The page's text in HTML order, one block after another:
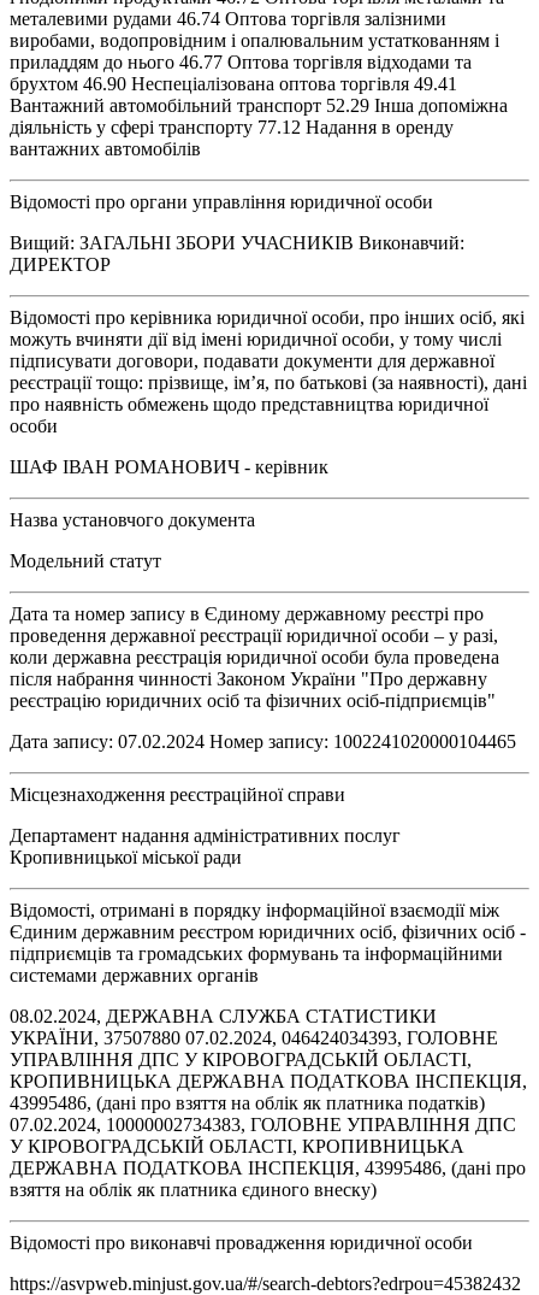
металевими рудами 46.74 Оптова торгівля залізними
виробами, водопровідним і опалювальним устаткованням і
приладдям до нього 46.77 Оптова торгівля відходами та
брухтом 46.90 Неспеціалізована оптова торгівля 49.41
Вантажний автомобільний транспорт 52.29 Інша допоміжна
діяльність у сфері транспорту 77.12 Надання в оренду
вантажних автомобілів
Відомості про органи управління юридичної особи
Вищий: ЗАГАЛЬНІ ЗБОРИ УЧАСНИКІВ Виконавчий:
ДИРЕКТОР
Відомості про керівника юридичної особи, про інших осіб, які
можуть вчиняти дії від імені юридичної особи, у тому числі
підписувати договори, подавати документи для державної
реєстрації тощо: прізвище, ім’я, по батькові (за наявності), дані
про наявність обмежень щодо представництва юридичної
особи
ШАФ ІВАН РОМАНОВИЧ - керівник
Назва установчого документа
Модельний статут
Дата та номер запису в Єдиному державному реєстрі про
проведення державної реєстрації юридичної особи – у разі,
коли державна реєстрація юридичної особи була проведена
після набрання чинності Законом України "Про державну
реєстрацію юридичних осіб та фізичних осіб-підприємців"
Дата запису: 07.02.2024 Номер запису: 1002241020000104465
Місцезнаходження реєстраційної справи
Департамент надання адміністративних послуг
Кропивницької міської ради
Відомості, отримані в порядку інформаційної взаємодії між
Єдиним державним реєстром юридичних осіб, фізичних осіб -
підприємців та громадських формувань та інформаційними
системами державних органів
08.02.2024, ДЕРЖАВНА СЛУЖБА СТАТИСТИКИ
УКРАЇНИ, 37507880 07.02.2024, 046424034393, ГОЛОВНЕ
УПРАВЛІННЯ ДПС У КІРОВОГРАДСЬКІЙ ОБЛАСТІ,
КРОПИВНИЦЬКА ДЕРЖАВНА ПОДАТКОВА ІНСПЕКЦІЯ,
43995486, (дані про взяття на облік як платника податків)
07.02.2024, 10000002734383, ГОЛОВНЕ УПРАВЛІННЯ ДПС
У КІРОВОГРАДСЬКІЙ ОБЛАСТІ, КРОПИВНИЦЬКА
ДЕРЖАВНА ПОДАТКОВА ІНСПЕКЦІЯ, 43995486, (дані про
взяття на облік як платника єдиного внеску)
Відомості про виконавчі провадження юридичної особи
https://asvpweb.minjust.gov.ua/#/search-debtors?edrpou=45382432